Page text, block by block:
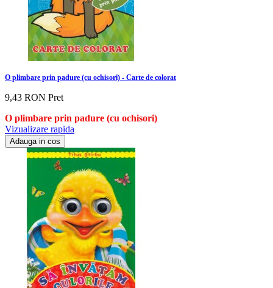
O plimbare prin padure (cu ochisori) - Carte de colorat
9,43 RON Pret
O plimbare prin padure (cu ochisori)
Vizualizare rapida
Adauga in cos